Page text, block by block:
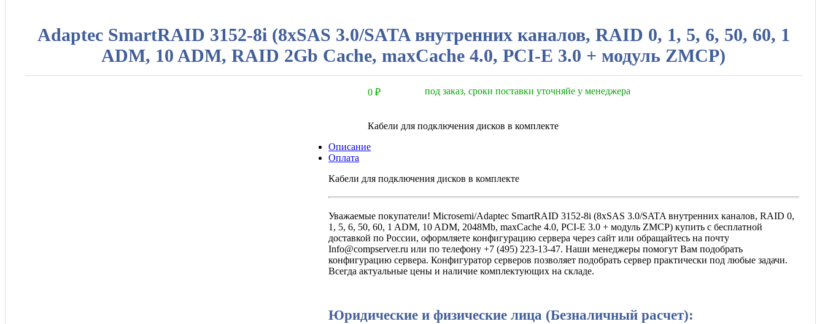
Adaptec SmartRAID 3152-8i (8xSAS 3.0/SATA внутренних каналов, RAID 0, 1, 5, 6, 50, 60, 1
ADM, 10 ADM, RAID 2Gb Cache, maxCache 4.0, PCI-E 3.0 + модуль ZMCP)
0 ₽ под заказ, сроки поставки уточняйе у менеджера
Кабели для подключения дисков в комплекте
Описание
Оплата
Кабели для подключения дисков в комплекте
Уважаемые покупатели! Microsemi/Adaptec SmartRAID 3152-8i (8xSAS 3.0/SATA внутренних каналов, RAID 0,
1, 5, 6, 50, 60, 1 ADM, 10 ADM, 2048Mb, maxCache 4.0, PCI-E 3.0 + модуль ZMCP) купить с бесплатной
доставкой по России, оформляете конфигурацию сервера через сайт или обращайтесь на почту
Info@compserver.ru или по телефону +7 (495) 223-13-47. Наши менеджеры помогут Вам подобрать
конфигурацию сервера. Конфигуратор серверов позволяет подобрать сервер практически под любые задачи.
Всегда актуальные цены и наличие комплектующих на складе.
Юридические и физические лица (Безналичный расчет):